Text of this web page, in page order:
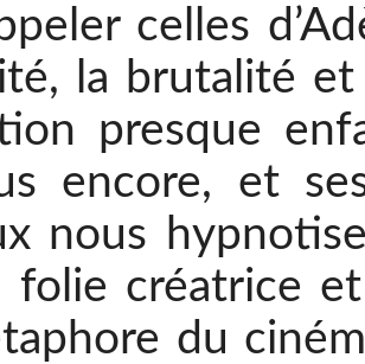
celles
la brutalité
presque
encore, et
nous
folie créatrice
du